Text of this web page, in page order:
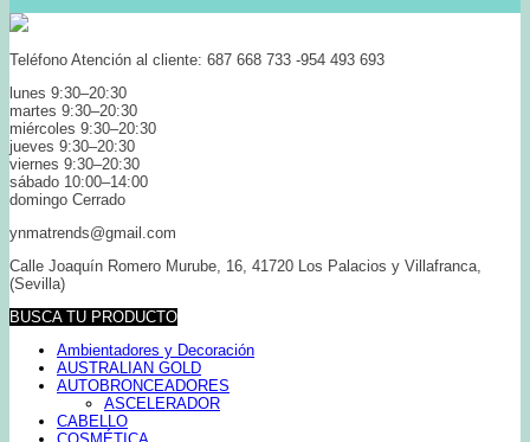
Teléfono Atención al cliente: 687 668 733 -954 493 693
lunes 9:30–20:30
martes 9:30–20:30
miércoles 9:30–20:30
jueves 9:30–20:30
viernes 9:30–20:30
sábado 10:00–14:00
domingo Cerrado
ynmatrends@gmail.com
Calle Joaquín Romero Murube, 16, 41720 Los Palacios y Villafranca,
(Sevilla)
BUSCA TU PRODUCTO
Ambientadores y Decoración
AUSTRALIAN GOLD
AUTOBRONCEADORES
ASCELERADOR
CABELLO